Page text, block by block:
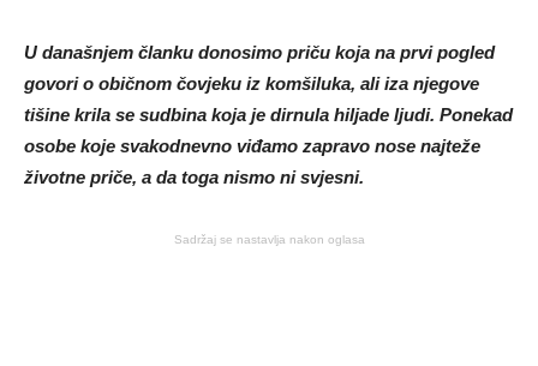
U današnjem članku donosimo priču koja na prvi pogled
govori o običnom čovjeku iz komšiluka, ali iza njegove
tišine krila se sudbina koja je dirnula hiljade ljudi. Ponekad
osobe koje svakodnevno viđamo zapravo nose najteže
životne priče, a da toga nismo ni svjesni.
Sadržaj se nastavlja nakon oglasa